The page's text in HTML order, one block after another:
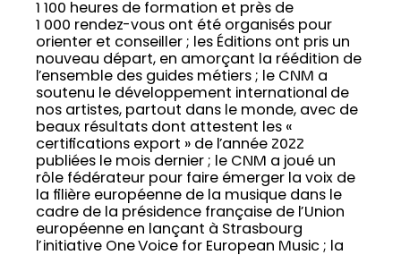
1 100 heures de formation et près de
1 000 rendez-vous ont été organisés pour
orienter et conseiller ; les Éditions ont pris un
nouveau départ, en amorçant la réédition de
l’ensemble des guides métiers ; le CNM a
soutenu le développement international de
nos artistes, partout dans le monde, avec de
beaux résultats dont attestent les «
certifications export » de l’année 2022
publiées le mois dernier ; le CNM a joué un
rôle fédérateur pour faire émerger la voix de
la filière européenne de la musique dans le
cadre de la présidence française de l’Union
européenne en lançant à Strasbourg
l’initiative One Voice for European Music ; la